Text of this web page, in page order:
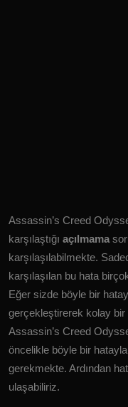
Assassin’s Creed
karşılaştığı açılmama
karşılaşılabilmekte.
karşılaşılan bu hata
Eğer sizde böyle bir
gerçekleştirerek kolay
Assassin’s Creed
öncelikle böyle bir hatayla
gerekmekte. Ardından
ulaşabiliriz.